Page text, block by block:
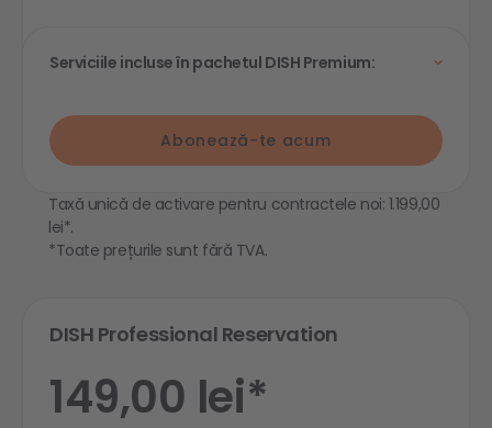
Serviciile incluse în pachetul DISH Premium:
Abonează-te acum
Taxă unică de activare pentru contractele noi: 1.199,00
lei*.
*Toate prețurile sunt fără TVA.
DISH Professional Reservation
149,00 lei*